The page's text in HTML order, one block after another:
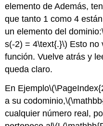
elemento de Además,
que tanto 1 como 4
un elemento del dominio:
s(-2) = 4\text{.}\) Esto no
función. Vuelve atrás y
queda claro.
En Ejemplo
a su codominio,
cualquier número real,